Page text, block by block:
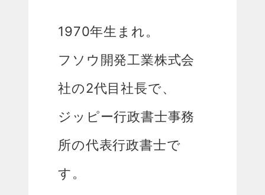
1970年生まれ。
フソウ開発工業株式会
社の2代目社長で、
ジッピー行政書士事務
所の代表行政書士で
す。